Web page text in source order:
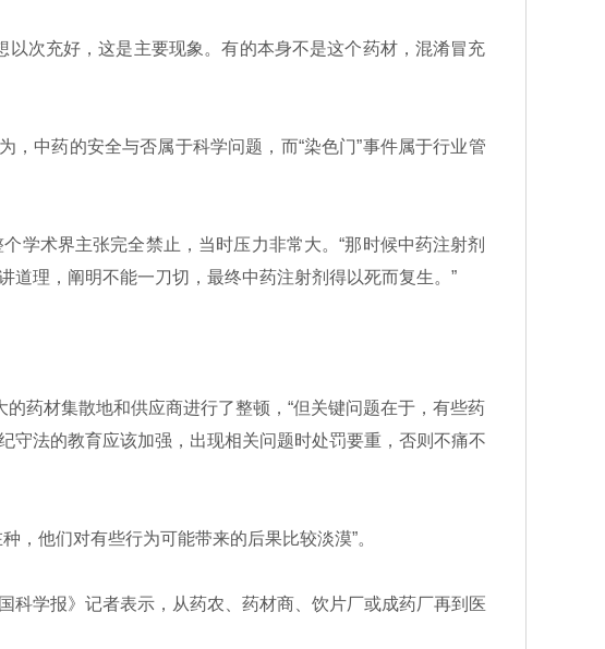
次充好，这是主要现象。有的本身不是这个药材，混淆冒充
中药的安全与否属于科学问题，而“染色门”事件属于行业管
术界主张完全禁止，当时压力非常大。“那时候中药注射剂
理，阐明不能一刀切，最终中药注射剂得以死而复生。”
药材集散地和供应商进行了整顿，“但关键问题在于，有些药
守法的教育应该加强，出现相关问题时处罚要重，否则不痛不
他们对有些行为可能带来的后果比较淡漠”。
学报》记者表示，从药农、药材商、饮片厂或成药厂再到医